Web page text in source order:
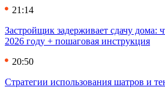
21:14
Застройщик задерживает сдачу дома:
2026 году + пошаговая инструкция
20:50
Стратегии использования шатров и